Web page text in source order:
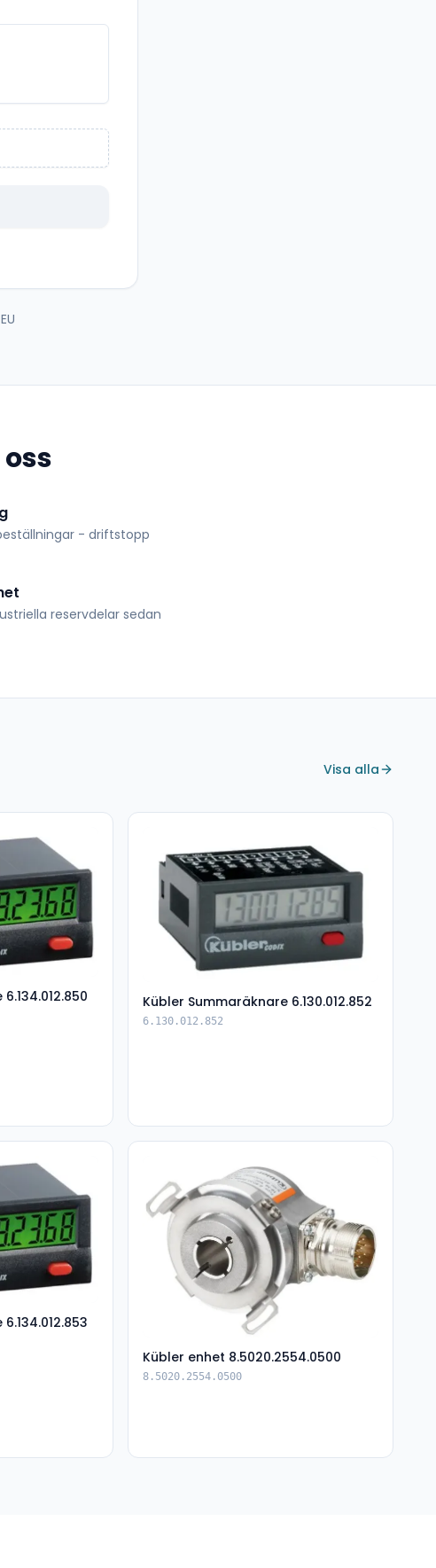
- driftstopp
reservdelar sedan
Visa alla
Kübler Summaräknare 6.130.012.852
6.130.012.852
Kübler enhet 8.5020.2554.0500
8.5020.2554.0500